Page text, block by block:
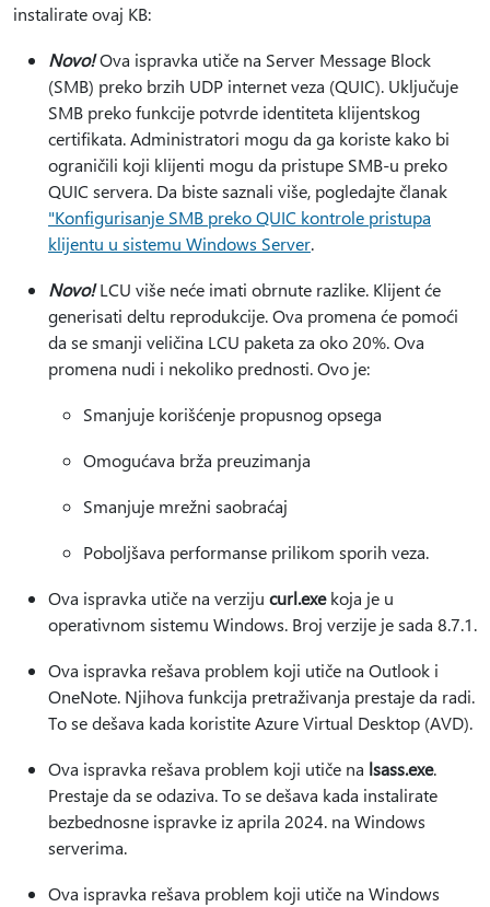
instalirate ovaj KB:
Novo!Ova ispravka utiče na Server Message Block
(SMB) preko brzih UDP internet veza (QUIC). Uključuje
SMB preko funkcije potvrde identiteta klijentskog
certifikata. Administratori mogu da ga koriste kako bi
ograničili koji klijenti mogu da pristupe SMB-u preko
QUIC servera. Da biste saznali više, pogledajte članak
"Konfigurisanje SMB preko QUIC kontrole pristupa
klijentu u sistemu Windows Server.
Novo!LCU više neće imati obrnute razlike. Klijent će
generisati deltu reprodukcije. Ova promena će pomoći
da se smanji veličina LCU paketa za oko 20%. Ova
promena nudi i nekoliko prednosti. Ovo je:
Smanjuje korišćenje propusnog opsega
Omogućava brža preuzimanja
Smanjuje mrežni saobraćaj
Poboljšava performanse prilikom sporih veza.
Ova ispravka utiče na verziju curl.exekoja je u
operativnom sistemu Windows. Broj verzije je sada 8.7.1.
Ova ispravka rešava problem koji utiče na Outlook i
OneNote. Njihova funkcija pretraživanja prestaje da radi.
To se dešava kada koristite Azure Virtual Desktop (AVD).
Ova ispravka rešava problem koji utiče na lsass.exe.
Prestaje da se odaziva. To se dešava kada instalirate
bezbednosne ispravke iz aprila 2024. na Windows
serverima.
Ova ispravka rešava problem koji utiče na Windows